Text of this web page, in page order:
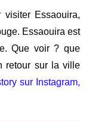
Essaouira,
Essaouira est
Que voir ? que
retour sur la ville
sur Instagram,